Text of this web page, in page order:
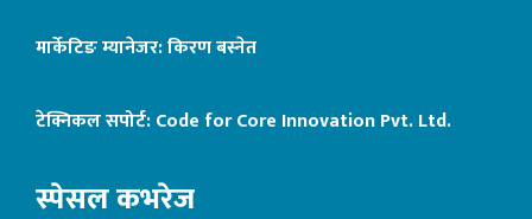
मार्केटिङ म्यानेजर: किरण बस्नेत
टेक्निकल सपोर्ट:Code for Core Innovation Pvt. Ltd.
स्पेसल कभरेज